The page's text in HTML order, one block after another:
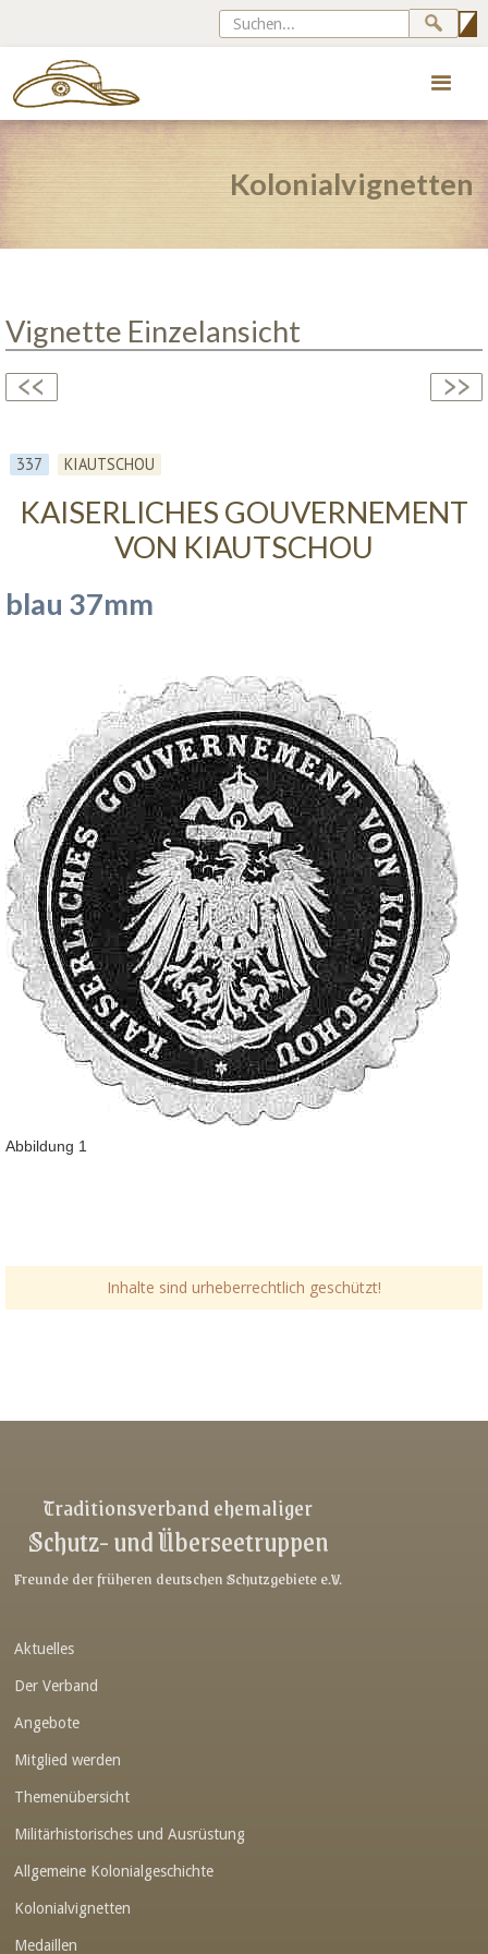
Kolonialvignetten
Vignette Einzelansicht
337 KIAUTSCHOU
KAISERLICHES GOUVERNEMENT
VON KIAUTSCHOU
blau 37mm
Abbildung 1
Inhalte sind urheberrechtlich geschützt!
Link-v-z
Link-v-z
Link-v-z
Link-v-z
Link-v-z
Link-v-z
Link-v-z
Link-v-z
Traditionsverband ehemaliger
Schutz- und Überseetruppen
Freunde der früheren deutschen Schutzgebiete e.V.
Aktuelles
Der Verband
Angebote
Mitglied werden
Themenübersicht
Militärhistorisches und Ausrüstung
Allgemeine Kolonialgeschichte
Kolonialvignetten
Medaillen